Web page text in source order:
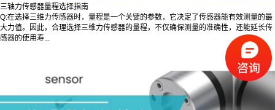
三轴力传感器量程选择指南
Q:在选择三维力传感器时，量程是一个关键的参数，它决定了传感器能有效测量的最
大力值。因此，合理选择三维力传感器的量程，不仅确保测量的准确性，还能延长传
感器的使用寿...